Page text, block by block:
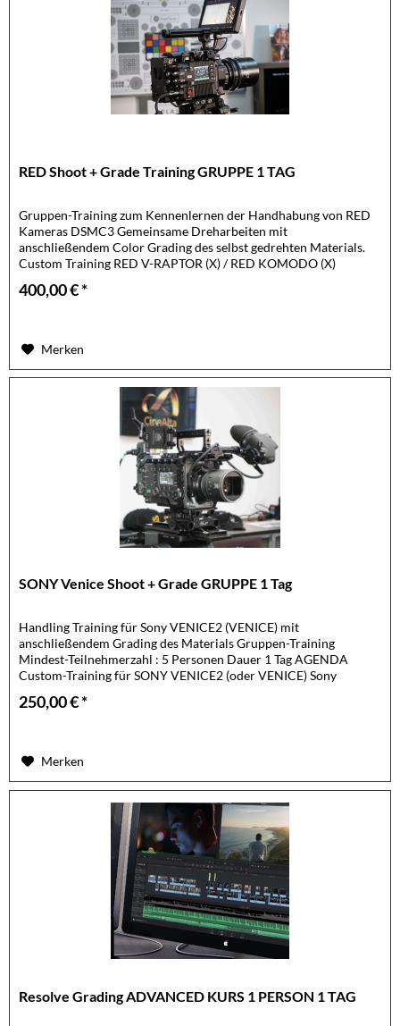
RED Shoot + Grade Training GRUPPE 1 TAG
Gruppen-Training zum Kennenlernen der Handhabung von RED
Kameras DSMC3 Gemeinsame Dreharbeiten mit
anschließendem Color Grading des selbst gedrehten Materials.
Custom Training RED V-RAPTOR (X) / RED KOMODO (X)
400,00 € *
Merken
SONY Venice Shoot + Grade GRUPPE 1 Tag
Handling Training für Sony VENICE2 (VENICE) mit
anschließendem Grading des Materials Gruppen-Training
Mindest-Teilnehmerzahl : 5 Personen Dauer 1 Tag AGENDA
Custom-Training für SONY VENICE2 (oder VENICE) Sony
250,00 € *
Merken
Resolve Grading ADVANCED KURS 1 PERSON 1 TAG